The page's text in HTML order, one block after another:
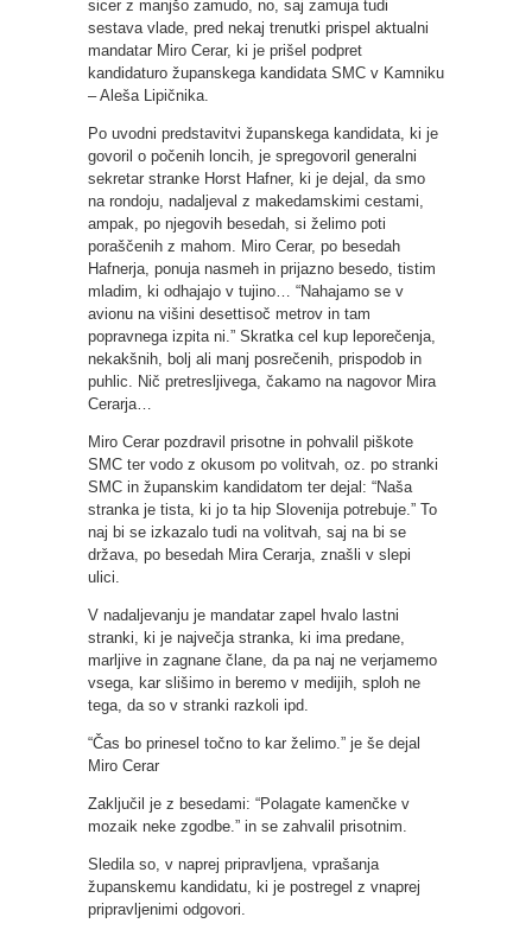
sicer z manjšo zamudo, no, saj zamuja tudi
sestava vlade, pred nekaj trenutki prispel aktualni
mandatar Miro Cerar, ki je prišel podpret
kandidaturo županskega kandidata SMC v Kamniku
– Aleša Lipičnika.
Po uvodni predstavitvi županskega kandidata, ki je
govoril o počenih loncih, je spregovoril generalni
sekretar stranke Horst Hafner, ki je dejal, da smo
na rondoju, nadaljeval z makedamskimi cestami,
ampak, po njegovih besedah, si želimo poti
poraščenih z mahom. Miro Cerar, po besedah
Hafnerja, ponuja nasmeh in prijazno besedo, tistim
mladim, ki odhajajo v tujino… “Nahajamo se v
avionu na višini desettisoč metrov in tam
popravnega izpita ni.” Skratka cel kup leporečenja,
nekakšnih, bolj ali manj posrečenih, prispodob in
puhlic. Nič pretresljivega, čakamo na nagovor Mira
Cerarja…
Miro Cerar pozdravil prisotne in pohvalil piškote
SMC ter vodo z okusom po volitvah, oz. po stranki
SMC in županskim kandidatom ter dejal: “Naša
stranka je tista, ki jo ta hip Slovenija potrebuje.” To
naj bi se izkazalo tudi na volitvah, saj na bi se
država, po besedah Mira Cerarja, znašli v slepi
ulici.
V nadaljevanju je mandatar zapel hvalo lastni
stranki, ki je največja stranka, ki ima predane,
marljive in zagnane člane, da pa naj ne verjamemo
vsega, kar slišimo in beremo v medijih, sploh ne
tega, da so v stranki razkoli ipd.
“Čas bo prinesel točno to kar želimo.” je še dejal
Miro Cerar
Zaključil je z besedami: “Polagate kamenčke v
mozaik neke zgodbe.” in se zahvalil prisotnim.
Sledila so, v naprej pripravljena, vprašanja
županskemu kandidatu, ki je postregel z vnaprej
pripravljenimi odgovori.